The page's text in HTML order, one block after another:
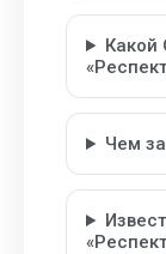
Какой
Чем